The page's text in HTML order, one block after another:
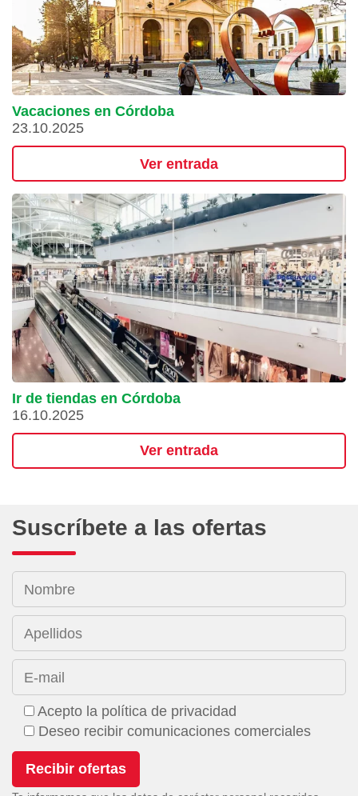
Vacaciones en Córdoba
23.10.2025
Ver entrada
Ir de tiendas en Córdoba
16.10.2025
Ver entrada
Suscríbete a las ofertas
Nombre
Apellidos
E-mail
Acepto la política de privacidad
Deseo recibir comunicaciones comerciales